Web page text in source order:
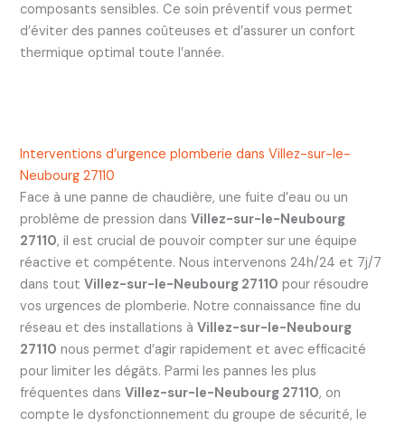
composants sensibles. Ce soin préventif vous permet
d’éviter des pannes coûteuses et d’assurer un confort
thermique optimal toute l’année.
Interventions d’urgence plomberie dans Villez-sur-le-
Neubourg 27110
Face à une panne de chaudière, une fuite d’eau ou un
problème de pression dans Villez-sur-le-Neubourg
27110, il est crucial de pouvoir compter sur une équipe
réactive et compétente. Nous intervenons 24h/24 et 7j/7
dans tout Villez-sur-le-Neubourg 27110 pour résoudre
vos urgences de plomberie. Notre connaissance fine du
réseau et des installations à Villez-sur-le-Neubourg
27110 nous permet d’agir rapidement et avec efficacité
pour limiter les dégâts. Parmi les pannes les plus
fréquentes dans Villez-sur-le-Neubourg 27110, on
compte le dysfonctionnement du groupe de sécurité, le